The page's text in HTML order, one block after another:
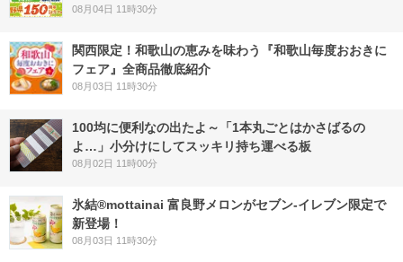
08月04日 11時30分
関西限定！和歌山の恵みを味わう『和歌山毎度おおきに
フェア』全商品徹底紹介
08月03日 11時30分
100均に便利なの出たよ～「1本丸ごとはかさばるの
よ…」小分けにしてスッキリ持ち運べる板
08月02日 11時00分
氷結®mottainai 富良野メロンがセブン‐イレブン限定で
新登場！
08月03日 11時30分